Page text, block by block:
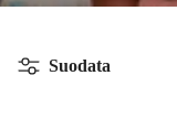
Suodata